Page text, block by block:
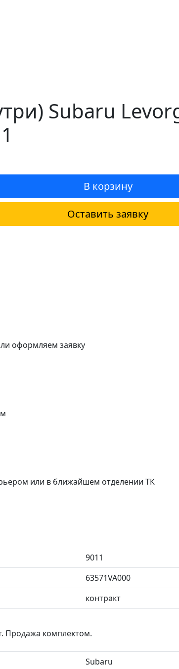
Subaru
В корзину
Оставить заявку
оформляем заявку
или в ближайшем отделении ТК
9011
63571VA000
контракт
Продажа комплектом.
Subaru